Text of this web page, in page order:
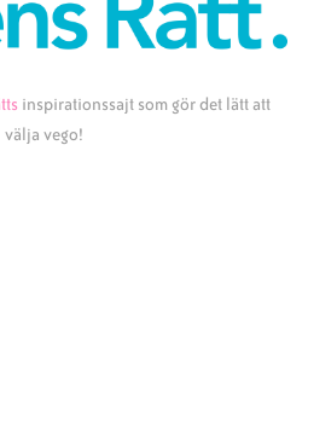
inspirationssajt som gör det lätt att
välja vego!